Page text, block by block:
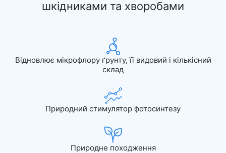
шкідниками та хворобами
Відновлює мікрофлору ґрунту, її видовий і кількісний
склад
Природний стимулятор фотосинтезу
Природне походження